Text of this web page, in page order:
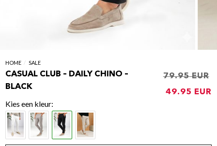
HOME / SALE
CASUAL CLUB – DAILY CHINO –
BLACK
79.95
49.95
kleur